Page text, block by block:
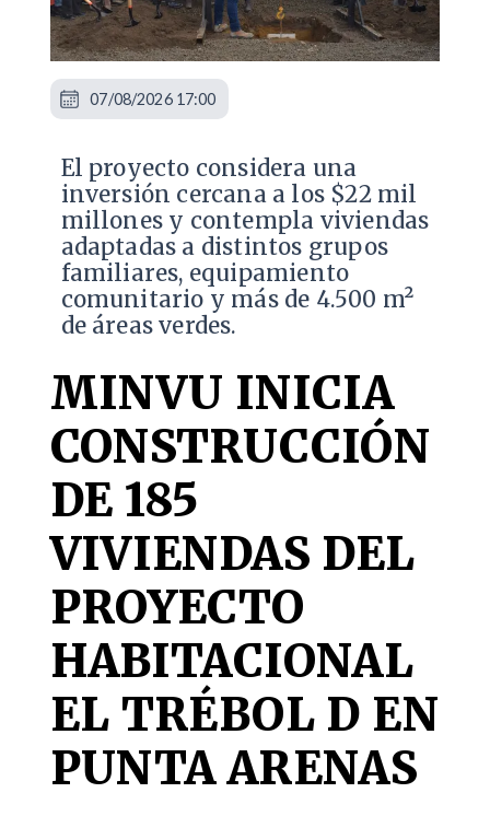
El proyecto considera una
inversión cercana a los $22 mil
millones y contempla viviendas
adaptadas a distintos grupos
familiares, equipamiento
comunitario y más de 4.500 m²
de áreas verdes.
MINVU INICIA
CONSTRUCCIÓN
DE 185
VIVIENDAS DEL
PROYECTO
HABITACIONAL
EL TRÉBOL D EN
PUNTA ARENAS
07/08/2026 17:00